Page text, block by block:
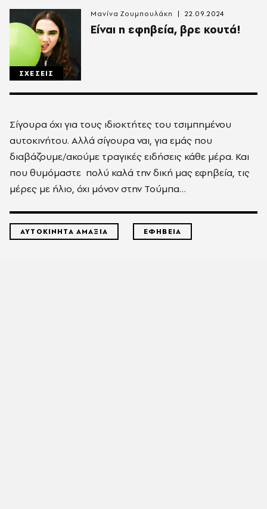
ΣΧΕΣΕΙΣ
Είναι η εφηβεία, βρε κουτά!
Μανίνα Ζουμπουλάκη 22.09.2024
Σίγουρα όχι για τους ιδιοκτήτες του τσιμπημένου
αυτοκινήτου. Αλλά σίγουρα ναι, για εμάς που
διαβάζουμε/ακούμε τραγικές ειδήσεις κάθε μέρα. Και
που θυμόμαστε πολύ καλά την δική μας εφηβεία, τις
μέρες με ήλιο, όχι μόνον στην Τούμπα…
ΑΥΤΟΚΙΝΗΤΑ ΑΜΑΞΙΑ ΕΦΗΒΕΙΑ